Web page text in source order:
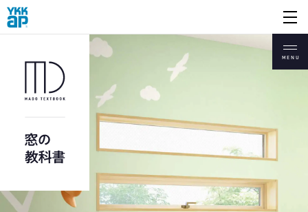
開く
MENU
暮らしを快適にする
YKK AP 窓商品一覧
防犯と窓